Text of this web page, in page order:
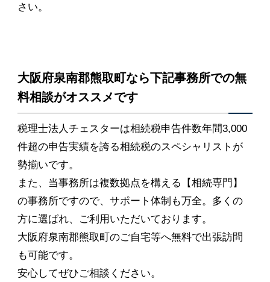
さい。
大阪府泉南郡熊取町なら下記事務所での無
料相談がオススメです
税理士法人チェスターは相続税申告件数年間3,000
件超の申告実績を誇る相続税のスペシャリストが
勢揃いです。
また、当事務所は複数拠点を構える【相続専門】
の事務所ですので、サポート体制も万全。多くの
方に選ばれ、ご利用いただいております。
大阪府泉南郡熊取町のご自宅等へ無料で出張訪問
も可能です。
安心してぜひご相談ください。